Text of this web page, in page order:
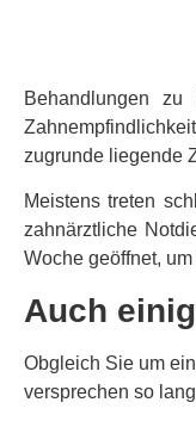
Behandlungen
zugrunde liegende
Meistens treten
zahnärztliche
Woche geöffnet,
Auch
Obgleich Sie um
versprechen so